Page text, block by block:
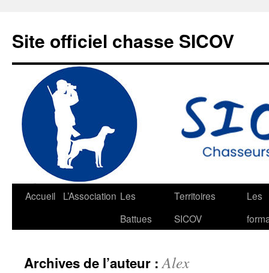
contenu
Site officiel chasse SICOV
Accueil L’Association Les
Battues
Territoires
SICOV
Les
Archives de l’auteur :Alex